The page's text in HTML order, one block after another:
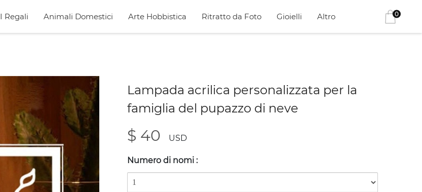
I Regali Animali Domestici Arte Hobbistica Ritratto da Foto Gioielli Altro 0
Lampada acrilica personalizzata per la
famiglia del pupazzo di neve
$ 40 USD
Numero di nomi :